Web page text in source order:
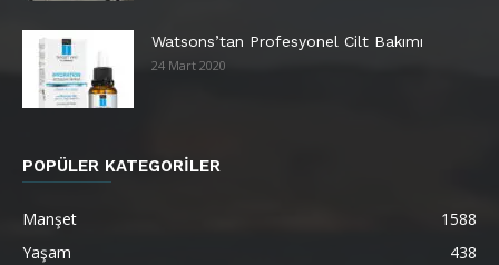
Watsons’tan Profesyonel Cilt Bakımı
24 Mart 2020
POPÜLER KATEGORİLER
Manşet
1588
Yaşam
438